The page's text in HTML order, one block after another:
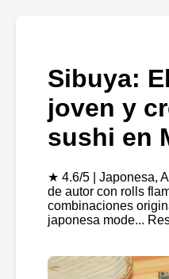
Sibuya:
joven y
sushi en
★ 4.6/5 | Japonesa,
de autor con rolls
combinaciones
japonesa mode...